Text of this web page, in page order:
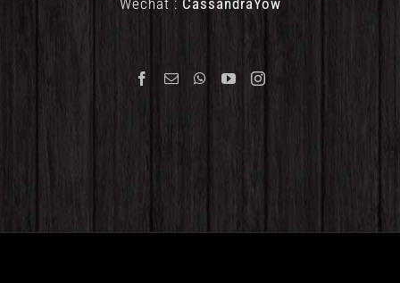
Wechat : CassandraYow